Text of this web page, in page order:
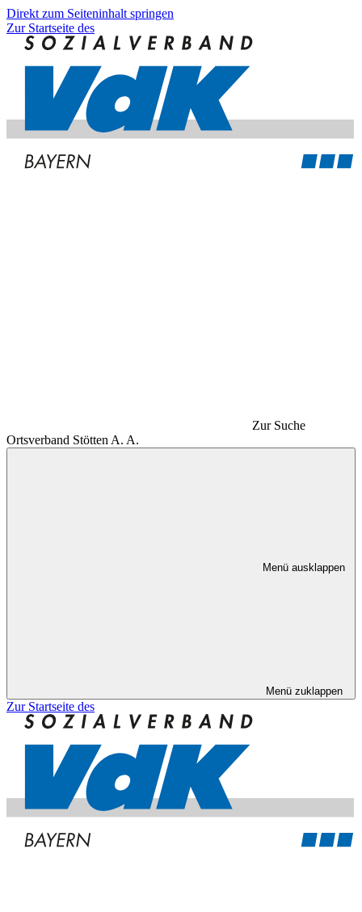
Direkt zum Seiteninhalt springen
Zur Startseite des
Zur Suche
Ortsverband Stötten A. A.
Menü ausklappen
Menü zuklappen
Zur Startseite des